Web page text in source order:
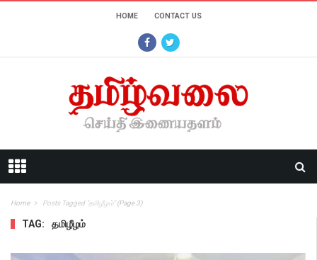
HOME CONTACT US
Home Posts Tagged "தமிழீழம்"(Page 3)
TAG: தமிழீழம்